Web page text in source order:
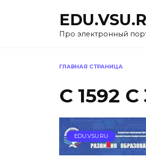
Про электронный
ГЛАВНАЯ СТРАНИЦА
C 1592
EDU.VSU.RU